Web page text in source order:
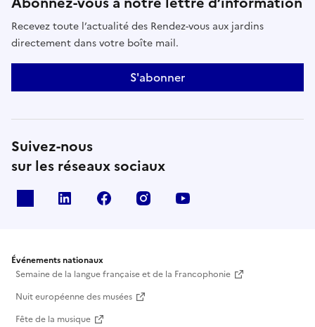
Recevez toute l’actualité des Rendez-vous aux jardins
directement dans votre boîte mail.
S'abonner
Suivez-nous
sur les réseaux sociaux
Linkedin Facebook Instagram
Événements nationaux
Semaine de la langue française et de la Francophonie
Nuit européenne des musées
Fête de la musique